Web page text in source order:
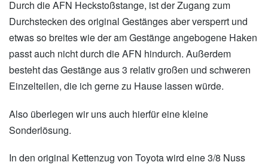
Durch die AFN Heckstoßstange, ist der Zugang zum
Durchstecken des original Gestänges aber versperrt und
etwas so breites wie der am Gestänge angebogene Haken
passt auch nicht durch die AFN hindurch. Außerdem
besteht das Gestänge aus 3 relativ großen und schweren
Einzelteilen, die ich gerne zu Hause lassen würde.
Also überlegen wir uns auch hierfür eine kleine
Sonderlösung.
In den original Kettenzug von Toyota wird eine 3/8 Nuss